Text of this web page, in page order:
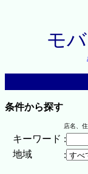
モ
条件から探す
店名、
キーワード :
地域
: